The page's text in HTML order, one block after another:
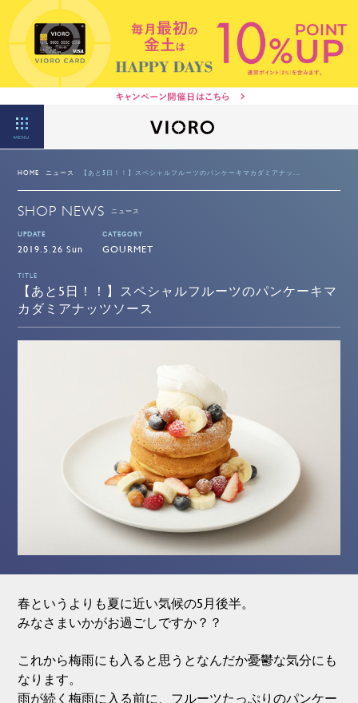
MENU
HOME ニュース 【あと5日！！】スペシャルフルーツのパンケーキマカダミアナッ...
SHOP NEWS ニュース
UPDATE
2019.5.26 Sun
CATEGORY
GOURMET
TITLE
【あと5日！！】スペシャルフルーツのパンケーキマ
カダミアナッツソース
春というよりも夏に近い気候の5月後半。
みなさまいかがお過ごしですか？？
これから梅雨にも入ると思うとなんだか憂鬱な気分にも
なります。
雨が続く梅雨に入る前に、フルーツたっぷりのパンケー